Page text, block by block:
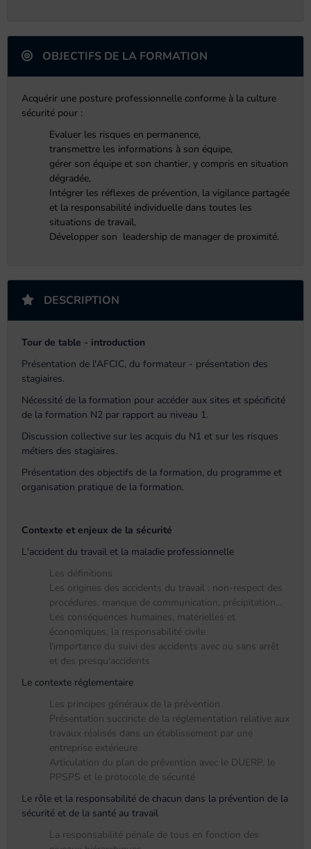
OBJECTIFS DE LA FORMATION
Acquérir une posture professionnelle conforme à la culture
sécurité pour :
Evaluer les risques en permanence,
transmettre les informations à son équipe,
gérer son équipe et son chantier, y compris en situation
dégradée,
Intégrer les réflexes de prévention, la vigilance partagée
et la responsabilité individuelle dans toutes les
situations de travail,
Développer son leadership de manager de proximité.
DESCRIPTION
Tour de table - introduction
Présentation de l'AFCIC, du formateur - présentation des
stagiaires.
Nécessité de la formation pour accéder aux sites et spécificité
de la formation N2 par rapport au niveau 1.
Discussion collective sur les acquis du N1 et sur les risques
métiers des stagiaires.
Présentation des objectifs de la formation, du programme et
organisation pratique de la formation.
Contexte et enjeux de la sécurité
L'accident du travail et la maladie professionnelle
Les définitions
Les origines des accidents du travail : non-respect des
procédures, manque de communication, précipitation...
Les conséquences humaines, matérielles et
économiques, la responsabilité civile
l'importance du suivi des accidents avec ou sans arrêt
et des presqu'accidents
Le contexte réglementaire
Les principes généraux de la prévention
Présentation succincte de la réglementation relative aux
travaux réalisés dans un établissement par une
entreprise extérieure
Articulation du plan de prévention avec le DUERP, le
PPSPS et le protocole de sécurité
Le rôle et la responsabilité de chacun dans la prévention de la
sécurité et de la santé au travail
La responsabilité pénale de tous en fonction des